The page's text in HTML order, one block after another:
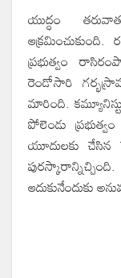
యుద్ధం
ప్రభుత్వం
రెండోసారి
మారింది.
పోలెండు
యూదులకు చేసిన
ఆదుకునేందుకు